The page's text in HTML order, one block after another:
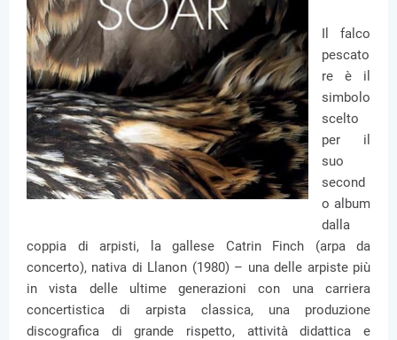
Il falco
pescato
re è il
simbolo
scelto
per il
suo
second
o album
dalla
coppia di arpisti, la gallese Catrin Finch (arpa da
concerto), nativa di Llanon (1980) – una delle arpiste più
in vista delle ultime generazioni con una carriera
concertistica di arpista classica, una produzione
discografica di grande rispetto, attività didattica e